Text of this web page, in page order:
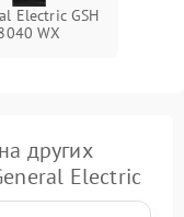
Electric GSH
WX
других
Electric